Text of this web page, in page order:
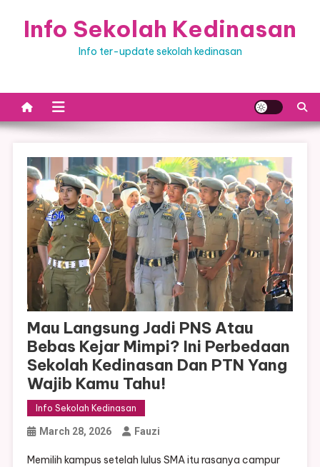
Info Sekolah Kedinasan
Info ter-update sekolah kedinasan
Mau Langsung Jadi PNS Atau
Bebas Kejar Mimpi? Ini Perbedaan
Sekolah Kedinasan Dan PTN Yang
Wajib Kamu Tahu!
Info Sekolah Kedinasan
March 28, 2026 Fauzi
Memilih kampus setelah lulus SMA itu rasanya campur